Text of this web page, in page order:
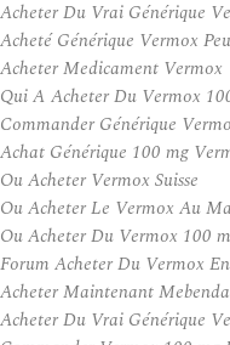
Acheter Du Vrai Générique
Acheté Générique Vermox
Acheter Medicament Vermox
Qui A Acheter Du Vermox
Commander Générique
Achat Générique 100 mg
Ou Acheter Vermox Suisse
Ou Acheter Le Vermox Au
Ou Acheter Du Vermox 100
Forum Acheter Du Vermox
Acheter Maintenant
Acheter Du Vrai Générique